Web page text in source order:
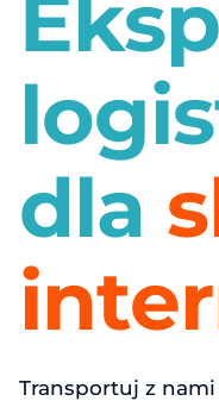
Polityka
English
Deutsch
Magyar
Polski
Slovenčina
dla
Transportuj z